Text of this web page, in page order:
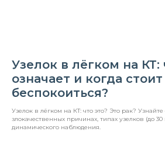
Узелок в лёгком на КТ:
означает и когда стоит
беспокоиться?
Узелок в лёгком на КТ: что это? Это рак?
злокачественных причинах, типах узелков (до
динамического наблюдения.